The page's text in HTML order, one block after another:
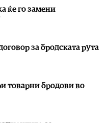
ќе го замени
за бродската рута
товарни бродови во
сo